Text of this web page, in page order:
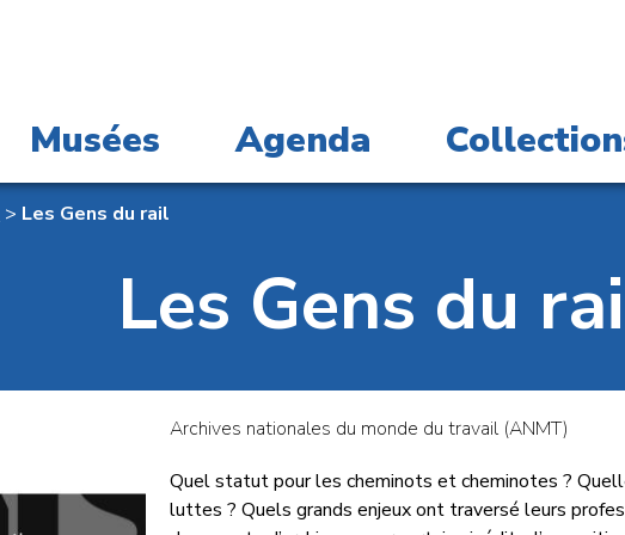
Musées Agenda
> Les Gens du rail
Les Gens du
Archives nationales du monde du travail (ANMT)
Quel statut pour les cheminots et cheminotes ?
luttes ? Quels grands enjeux ont traversé leurs